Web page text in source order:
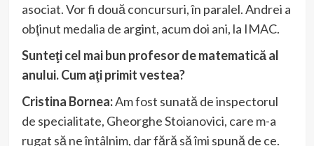
asociat. Vor fi două concursuri, în paralel. Andrei a
obţinut medalia de argint, acum doi ani, la IMAC.
Sunteţi cel mai bun profesor de matematică al
anului. Cum aţi primit vestea?
Cristina Bornea:Am fost sunată de inspectorul
de specialitate, Gheorghe Stoianovici, care m-a
rugat să ne întâlnim, dar fără să îmi spună de ce.